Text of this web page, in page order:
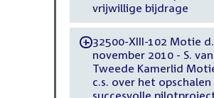
vrijwillige bijdrage
-32500-XIII-102 Motie
november 2010 - S.
Tweede Kamerlid
c.s. over het opschalen
succesvolle